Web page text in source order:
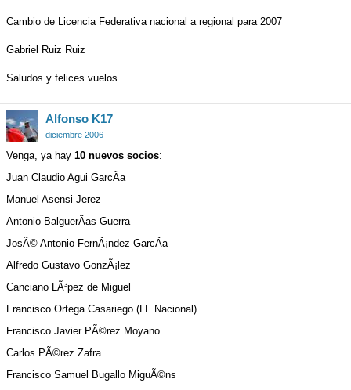
Cambio de Licencia Federativa nacional a regional para 2007
Gabriel Ruiz Ruiz
Saludos y felices vuelos
Alfonso K17
diciembre 2006
Venga, ya hay 10 nuevos socios:
Juan Claudio Agui GarcÃ­a
Manuel Asensi Jerez
Antonio BalguerÃ­as Guerra
JosÃ© Antonio FernÃ¡ndez GarcÃ­a
Alfredo Gustavo GonzÃ¡lez
Canciano LÃ³pez de Miguel
Francisco Ortega Casariego (LF Nacional)
Francisco Javier PÃ©rez Moyano
Carlos PÃ©rez Zafra
Francisco Samuel Bugallo MiguÃ©ns